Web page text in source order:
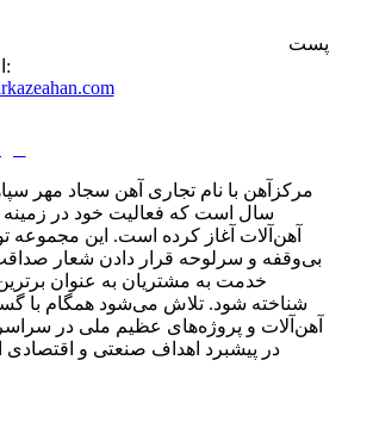
پست
:
سال است که فعالیت خود در
آهن‌آلات آغاز کرده است. این مجموعه
بی‌وقفه و سرلوحه قرار دادن شعار
خدمت به مشتریان به عنوان
شناخته شود. تلاش می‌شود همگام با
آهن‌آلات و پروژه‌های عظیم ملی در
در پیشبرد اهداف صنعتی و اقتصادی